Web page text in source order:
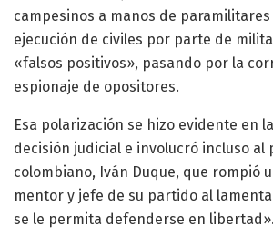
campesinos a manos de
ejecución de civiles por parte de
«falsos positivos», pasando por la
espionaje de opositores.
Esa polarización se hizo evidente en
decisión judicial e involucró incluso al
colombiano, Iván Duque, que rompió
mentor y jefe de su partido al
se le permita defenderse en libertad».